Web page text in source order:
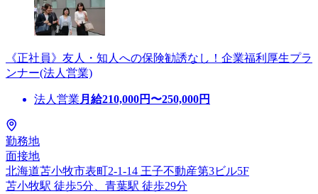
《正社員》友人・知人への保険勧誘なし！企業福利厚生プラ
ンナー(法人営業)
法人営業 月給210,000円〜250,000円
勤務地
面接地
北海道苫小牧市表町2-1-14 王子不動産第3ビル5F
苫小牧駅 徒歩5分、青葉駅 徒歩29分